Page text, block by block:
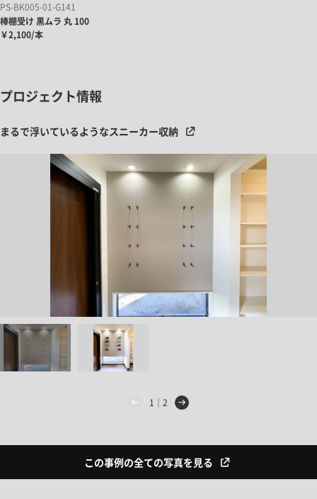
PS-BK005-01-G141
棒棚受け 黒ムラ 丸 100
￥2,100/本
プロジェクト情報
まるで浮いているようなスニーカー収納
1｜2
この事例の全ての写真を見る